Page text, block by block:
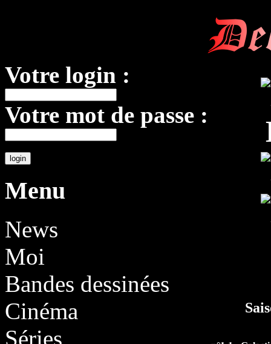
Votre login :
Votre mot de passe :
Menu
News
Moi
Bandes dessinées
Cinéma
Séries